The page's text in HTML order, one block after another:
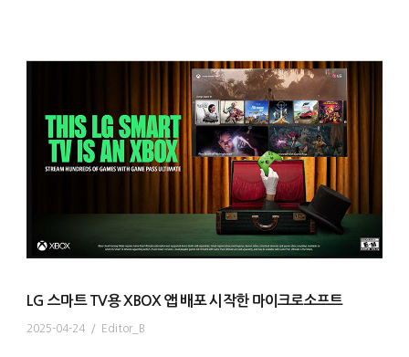
LG 스마트 TV용 XBOX 앱 배포 시작한 마이크로소프트
2025-04-24 / Editor_B